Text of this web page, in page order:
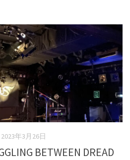
2023年3月26日
BETWEEN DREAD